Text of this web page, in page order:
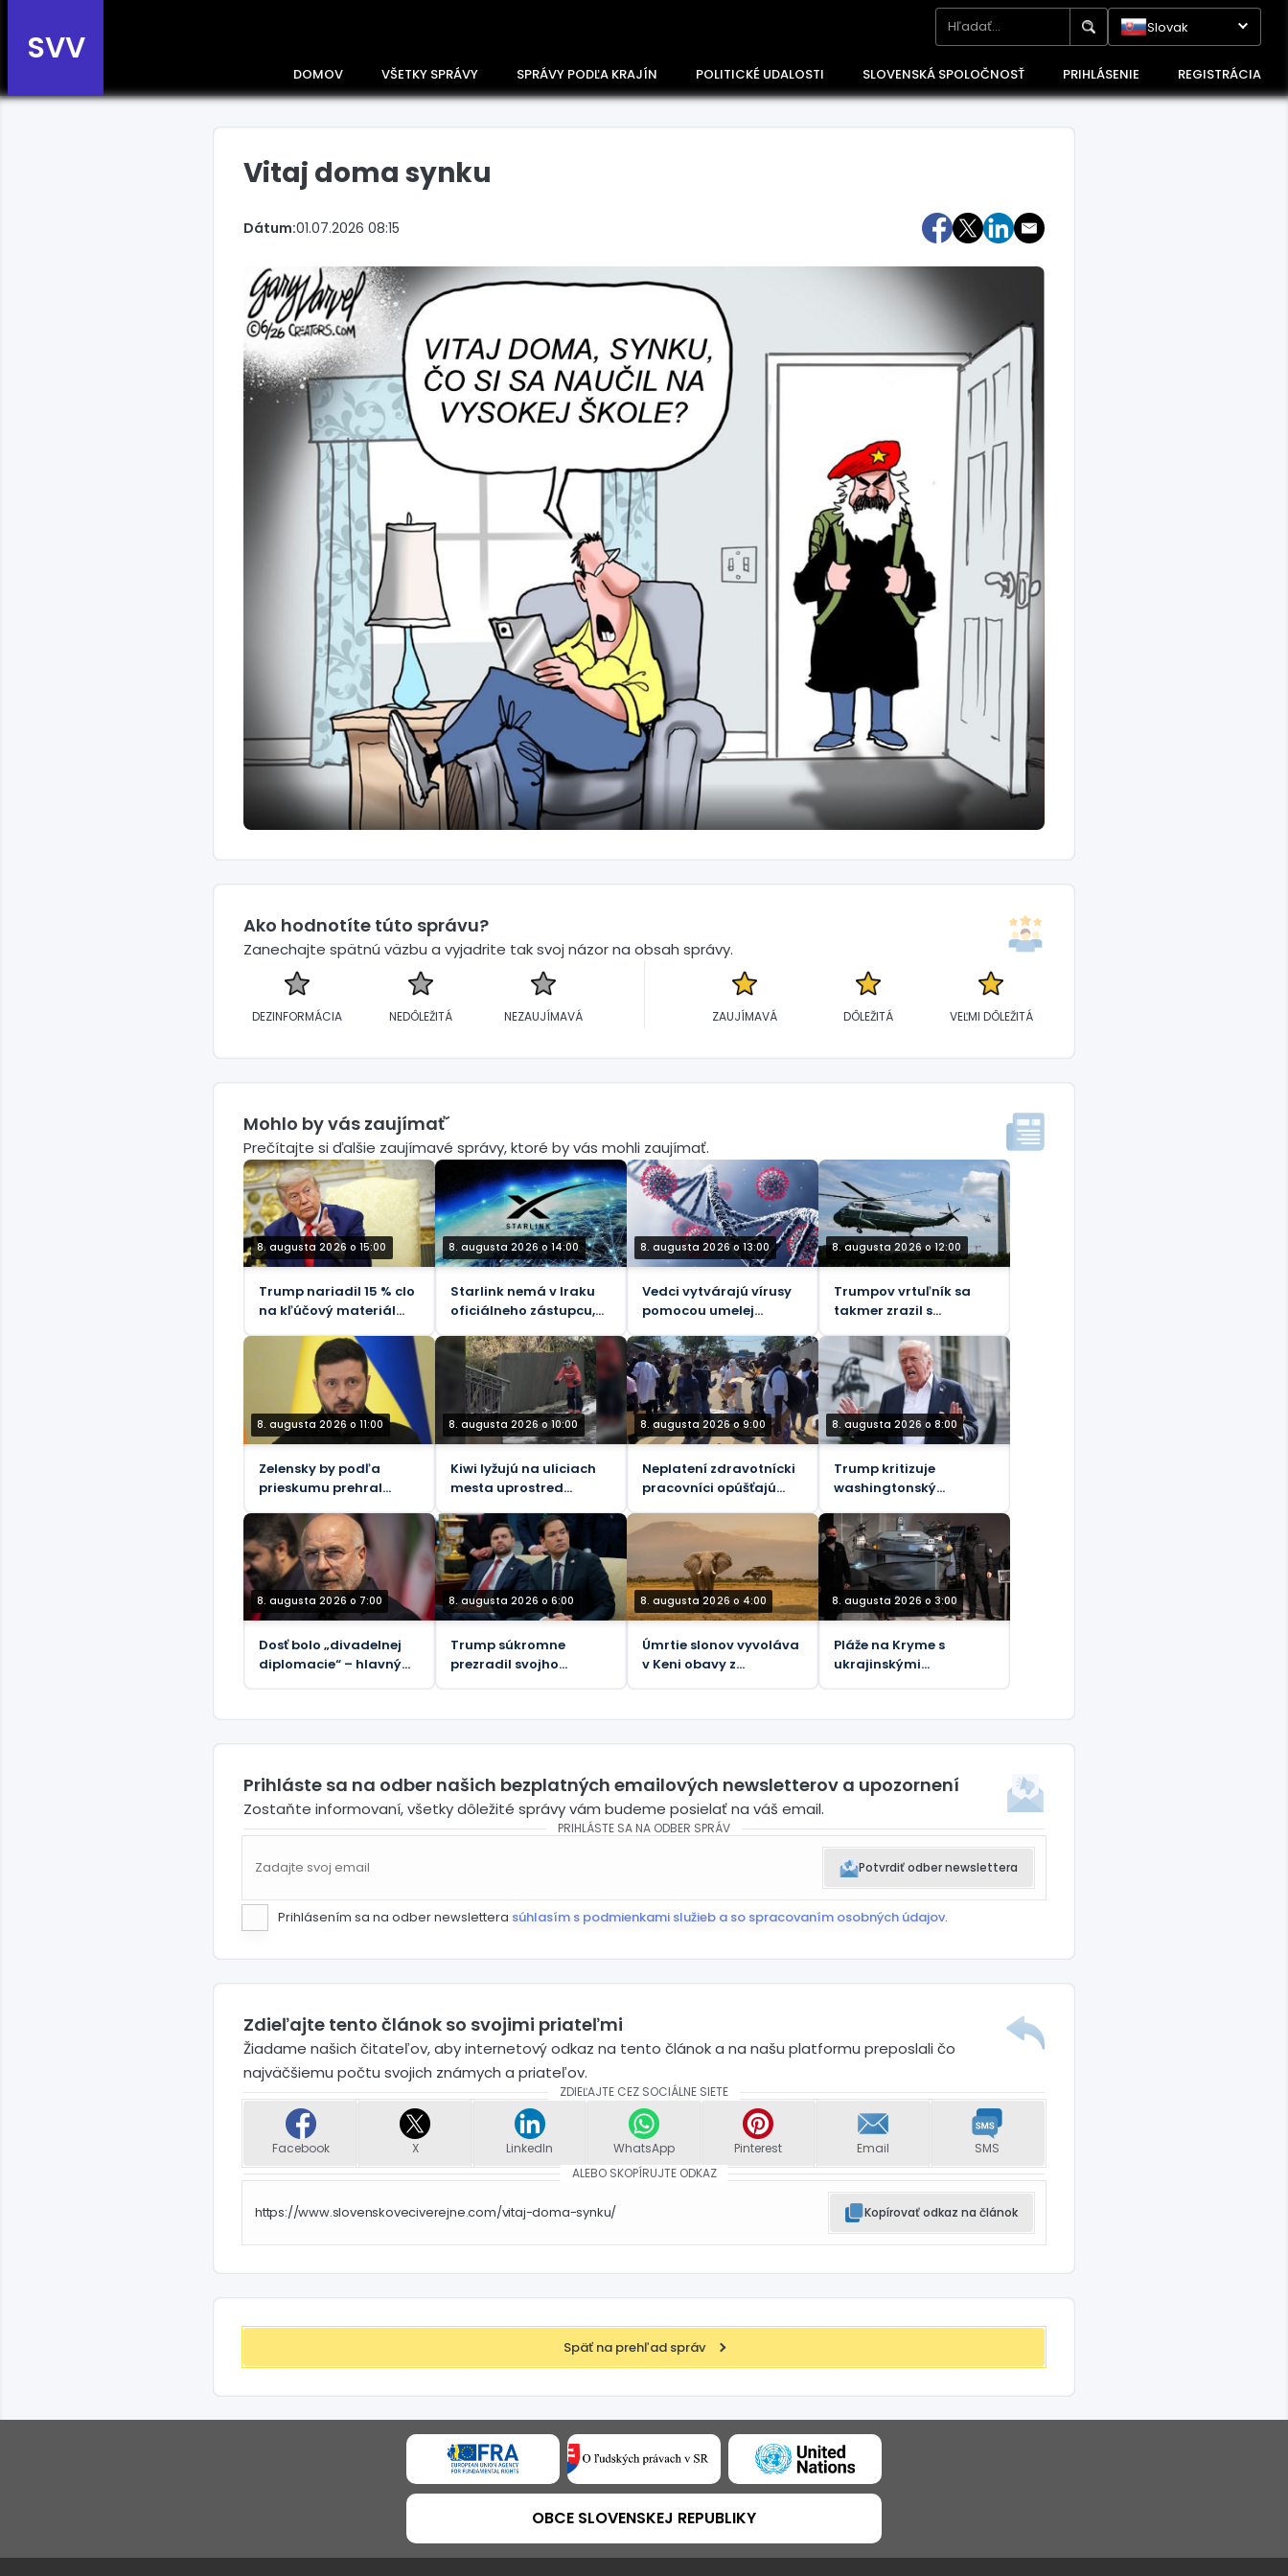
SVV
Slovak
DOMOV VŠETKY SPRÁVY SPRÁVY PODĽA KRAJÍN POLITICKÉ UDALOSTI SLOVENSKÁ SPOLOČNOSŤ PRIHLÁSENIE REGISTRÁCIA
Slovensko Česko Maďarsko
Vitaj doma synku
Dátum:01.07.2026 08:15
Ako hodnotíte túto správu?
Zanechajte spätnú väzbu a vyjadrite tak svoj názor na obsah správy.
DEZINFORMÁCIA NEDÔLEŽITÁ NEZAUJÍMAVÁ ZAUJÍMAVÁ DÔLEŽITÁ VEĽMI DÔLEŽITÁ
Mohlo by vás zaujímať´
Prečítajte si ďalšie zaujímavé správy, ktoré by vás mohli zaujímať.
8. augusta 2026 o 15:00
Trump nariadil 15 % clo
na kľúčový materiál
8. augusta 2026 o 14:00
Starlink nemá v Iraku
oficiálneho zástupcu,
8. augusta 2026 o 13:00
Vedci vytvárajú vírusy
pomocou umelej
8. augusta 2026 o 12:00
Trumpov vrtuľník sa
takmer zrazil s
informuje FAA.
8. augusta 2026 o 11:00
Zelensky by podľa
prieskumu prehral
8. augusta 2026 o 10:00
Kiwi lyžujú na uliciach
mesta uprostred
(VIDEO)
8. augusta 2026 o 9:00
Neplatení zdravotnícki
pracovníci opúšťajú
ebolou v Konžskej
republike
8. augusta 2026 o 8:00
Trump kritizuje
washingtonský
„zradný“
8. augusta 2026 o 7:00
Dosť bolo „divadelnej
diplomacie“ – hlavný
8. augusta 2026 o 6:00
Trump súkromne
prezradil svojho
8. augusta 2026 o 4:00
Úmrtie slonov vyvoláva
v Keni obavy z
8. augusta 2026 o 3:00
Pláže na Kryme s
ukrajinskými
Prihláste sa na odber našich bezplatných emailových newsletterov a upozornení
Zostaňte informovaní, všetky dôležité správy vám budeme posielať na váš email.
PRIHLÁSTE SA NA ODBER SPRÁV
Potvrdiť odber newslettera
Prihlásením sa na odber newslettera súhlasím s podmienkami služieb a so spracovaním osobných údajov.
Zdieľajte tento článok so svojimi priateľmi
Žiadame našich čitateľov, aby internetový odkaz na tento článok a na našu platformu preposlali čo
najväčšiemu počtu svojich známych a priateľov.
ZDIEĽAJTE CEZ SOCIÁLNE SIETE
Facebook X LinkedIn WhatsApp Pinterest Email
SMS
ALEBO SKOPÍRUJTE ODKAZ
https://www.slovenskoveciverejne.com/vitaj-doma-synku/ Kopírovať odkaz na článok
Späť na prehľad správ
OBCE SLOVENSKEJ REPUBLIKY